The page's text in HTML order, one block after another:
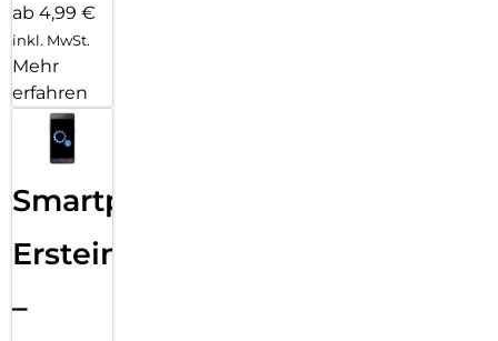
ab 4,99 €
inkl. MwSt.
Mehr
erfahren
Smartphone
Ersteinrichtung
–